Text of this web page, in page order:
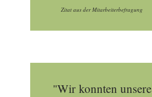
Zitat aus der Mitarbeiterbefragung
"Wir konnten unsere